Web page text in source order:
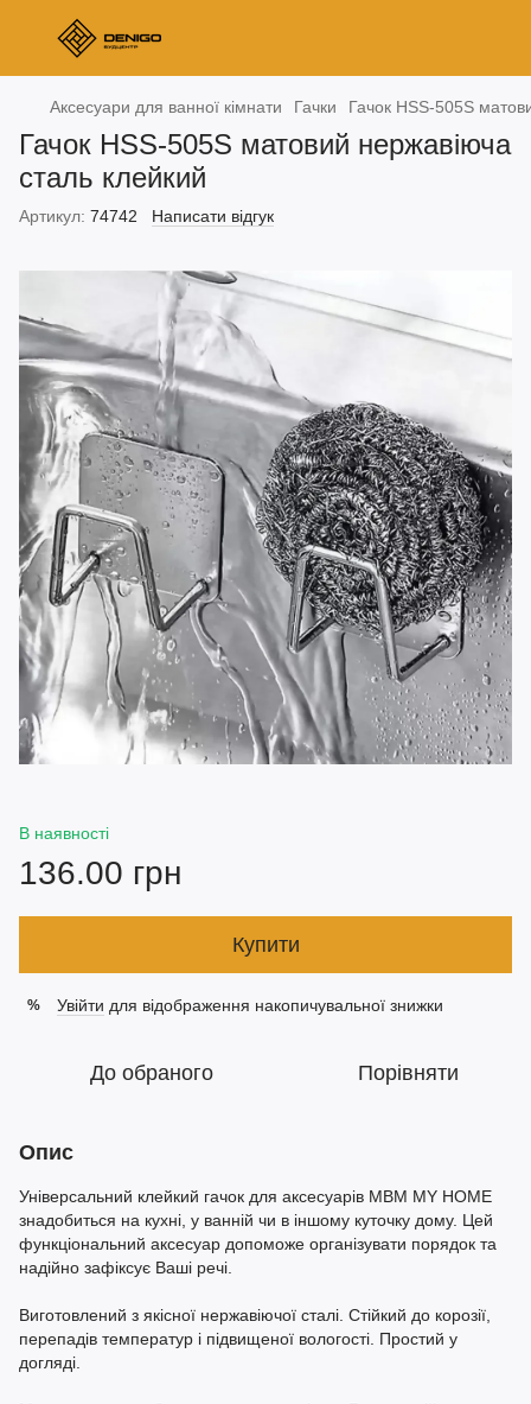
Аксесуари для ванної кімнати Гачки Гачок HSS-505S
Гачок HSS-505S матовий нержавіюча
сталь клейкий
Артикул: 74742 Написати відгук
В наявності
136.00 грн
Купити
% Увійти для відображення накопичувальної знижки
До обраного Порівняти
Опис
Універсальний клейкий гачок для аксесуарів МВМ MY HOME
знадобиться на кухні, у ванній чи в іншому куточку дому. Цей
функціональний аксесуар допоможе організувати порядок та
надійно зафіксує Ваші речі.
Виготовлений з якісної нержавіючої сталі. Стійкий до корозії,
перепадів температур і підвищеної вологості. Простий у
догляді.